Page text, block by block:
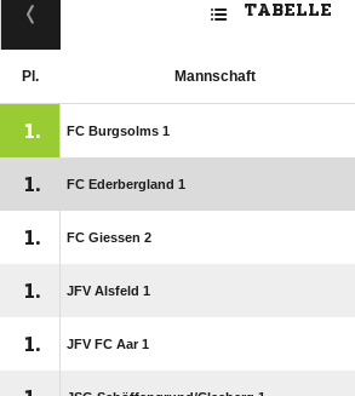
TABELLE
Pl. Mannschaft
1. FC Burgsolms 1
1. FC Ederbergland 1
1. FC Giessen 2
1. JFV Alsfeld 1
1. JFV FC Aar 1